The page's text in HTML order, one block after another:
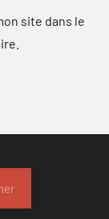
site dans le